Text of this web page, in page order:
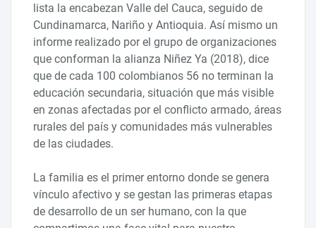
lista la encabezan Valle del Cauca, seguido de
Cundinamarca, Nariño y Antioquia. Así mismo un
informe realizado por el grupo de organizaciones
que conforman la alianza Niñez Ya (2018), dice
que de cada 100 colombianos 56 no terminan la
educación secundaria, situación que más visible
en zonas afectadas por el conflicto armado, áreas
rurales del país y comunidades más vulnerables
de las ciudades.
La familia es el primer entorno donde se genera
vínculo afectivo y se gestan las primeras etapas
de desarrollo de un ser humano, con la que